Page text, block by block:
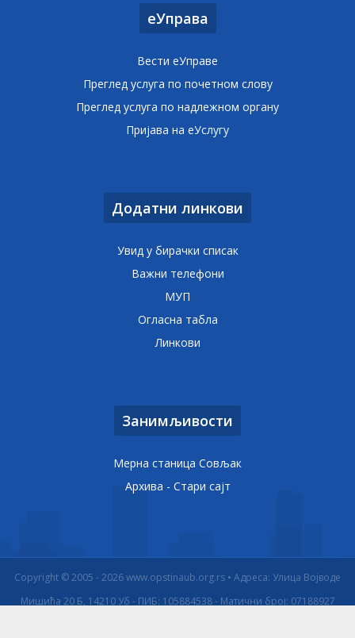
еУправа
Вести еУправе
Преглед услуга по почетном слову
Преглед услуга по надлежном органу
Пријава на еУслугу
Додатни линкови
Увид у бирачки списак
Важни телефони
МУП
Огласна табла
Линкови
Занимљивости
Мерна станица Совљак
Архива - Стари сајт
Copyright © 2005 - 2026 www.opstinaub.org.rs • Адреса: Улица Војводе
Мишића 20 Б, 14210 Уб - ПИБ: 105884538 - Матични број: 07188927